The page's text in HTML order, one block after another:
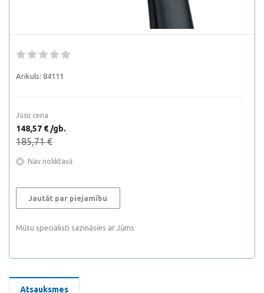
Arikuls: 84111
Jūsu cena
148,57 € /gb.
185,71 €
Nav noliktavā
Jautāt par piejamību
Mūsu specialisti sazināsies ar Jūms
Atsauksmes